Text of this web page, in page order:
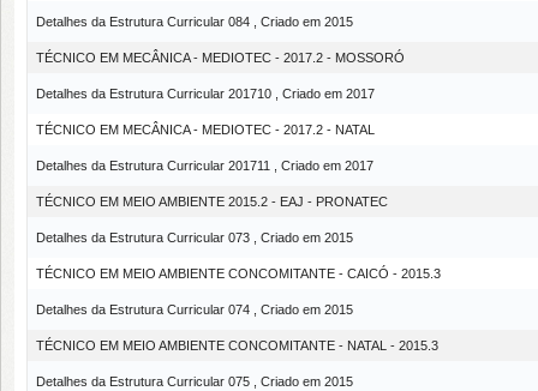
Detalhes da Estrutura Curricular 084 , Criado em 2015
TÉCNICO EM MECÂNICA - MEDIOTEC - 2017.2 - MOSSORÓ
Detalhes da Estrutura Curricular 201710 , Criado em 2017
TÉCNICO EM MECÂNICA - MEDIOTEC - 2017.2 - NATAL
Detalhes da Estrutura Curricular 201711 , Criado em 2017
TÉCNICO EM MEIO AMBIENTE 2015.2 - EAJ - PRONATEC
Detalhes da Estrutura Curricular 073 , Criado em 2015
TÉCNICO EM MEIO AMBIENTE CONCOMITANTE - CAICÓ - 2015.3
Detalhes da Estrutura Curricular 074 , Criado em 2015
TÉCNICO EM MEIO AMBIENTE CONCOMITANTE - NATAL - 2015.3
Detalhes da Estrutura Curricular 075 , Criado em 2015